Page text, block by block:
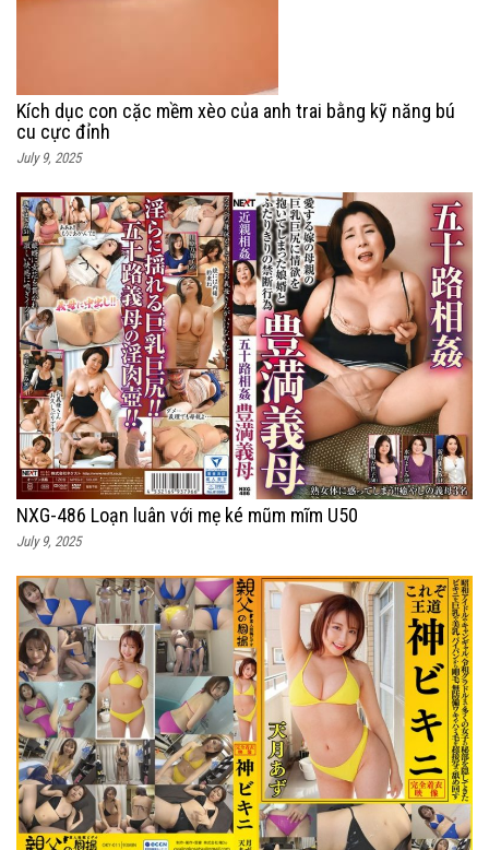
Kích dục con cặc mềm xèo của anh trai bằng kỹ năng bú
cu cực đỉnh
July 9, 2025
NXG-486 Loạn luân với mẹ ké mũm mĩm U50
July 9, 2025